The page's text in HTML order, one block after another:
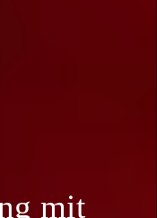
mit